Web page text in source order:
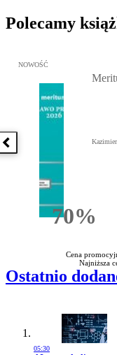
Polecamy
Poprzednia książka
Przejdź do: Meritum
NOWOŚĆ
70%
Cena
Najniższa
Ostatnio
05:30